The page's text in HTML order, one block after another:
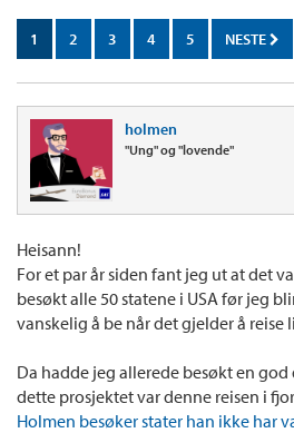
1 2 3 4 5 NESTE
holmen
"Ung" og "lovende"
Heisann!
For et par år siden fant jeg ut at det
besøkt alle 50 statene i USA før jeg
vanskelig å be når det gjelder å reise
Da hadde jeg allerede besøkt en god
dette prosjektet var denne reisen i
Holmen besøker stater han ikke har